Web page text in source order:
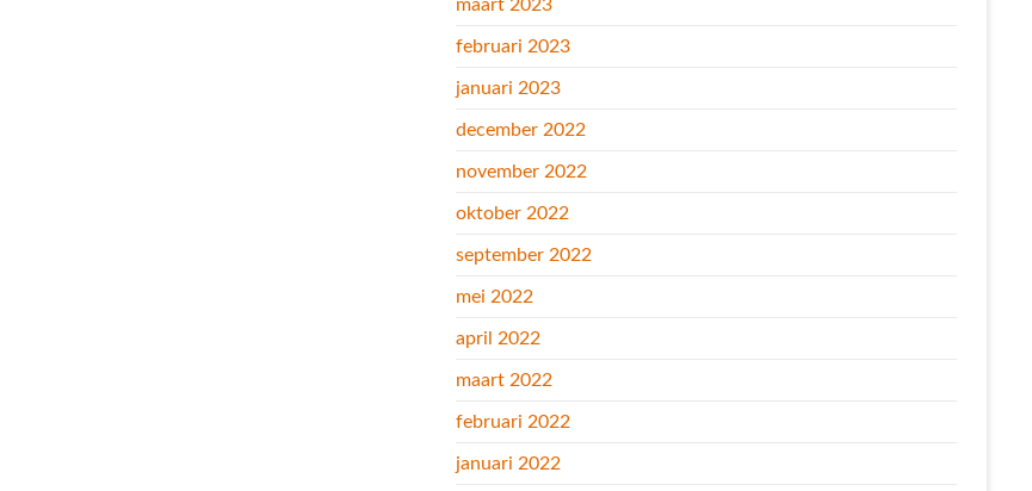
maart 2023
februari 2023
januari 2023
december 2022
november 2022
oktober 2022
september 2022
mei 2022
april 2022
maart 2022
februari 2022
januari 2022